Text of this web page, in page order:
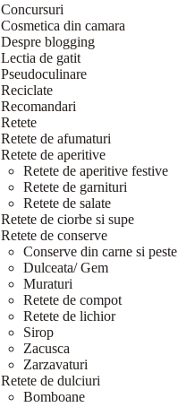
Concursuri
Cosmetica din camara
Despre blogging
Lectia de gatit
Pseudoculinare
Reciclate
Recomandari
Retete
Retete de afumaturi
Retete de aperitive
Retete de aperitive festive
Retete de garnituri
Retete de salate
Retete de ciorbe si supe
Retete de conserve
Conserve din carne si peste
Dulceata/ Gem
Muraturi
Retete de compot
Retete de lichior
Sirop
Zacusca
Zarzavaturi
Retete de dulciuri
Bomboane